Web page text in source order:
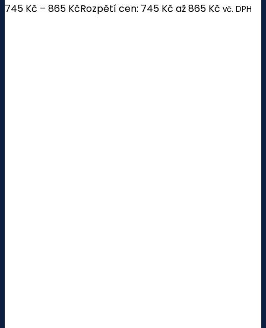
745 Kč – 865 KčRozpětí cen: 745 Kč až 865 Kč vč. DPH